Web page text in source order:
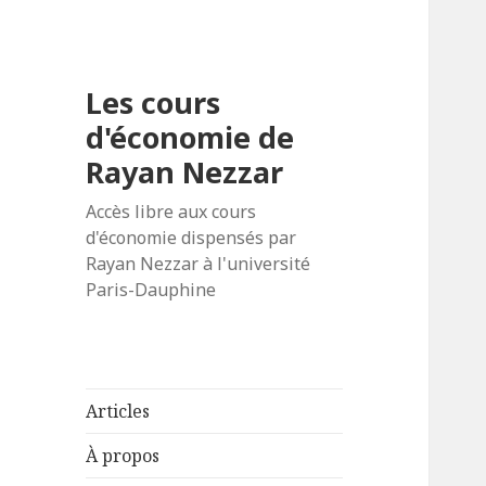
Les cours
d'économie de
Rayan Nezzar
Accès libre aux cours
d'économie dispensés par
Rayan Nezzar à l'université
Paris-Dauphine
Articles
À propos